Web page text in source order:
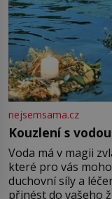
nejsemsama.cz
Kouzlení s
Voda má v magii
které pro vás
duchovní síly a
přinést do vašeho